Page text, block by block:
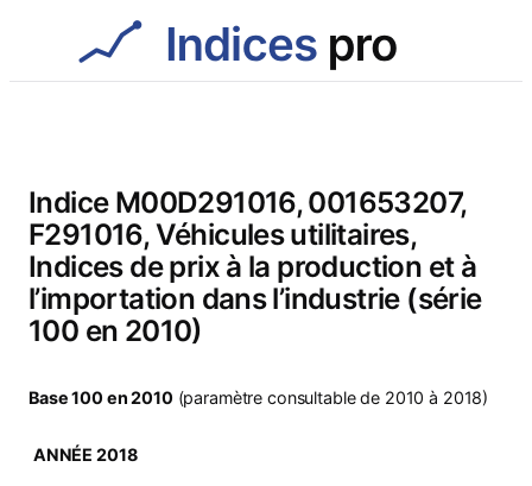
Indice M00D291016, 001653207,
F291016, Véhicules utilitaires,
Indices de prix à la production et à
l’importation dans l’industrie (série
100 en 2010)
Base 100 en 2010 (paramètre consultable de 2010 à 2018)
ANNÉE 2018